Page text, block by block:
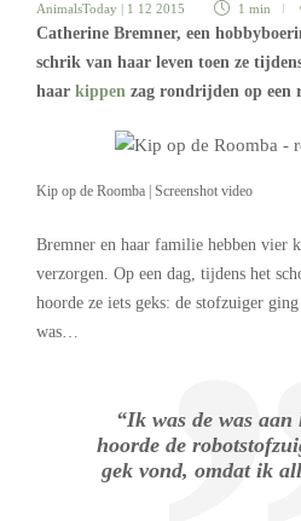
AnimalsToday | 1 12 2015 1 min
Catherine Bremner, een
schrik van haar leven toen ze
haar kippen zag rondrijden op een
Kip op de Roomba | Screenshot video
Bremner en haar familie hebben vier
verzorgen. Op een dag, tijdens het
hoorde ze iets geks: de stofzuiger
was…
“Ik was de was aan
hoorde de
gek vond, omdat ik